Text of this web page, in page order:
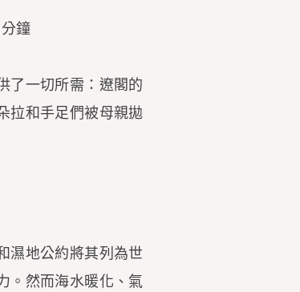
鐘
了一切所需：遼閣的
拉和手足們被母親拋
濕地公約將其列為世
。然而海水暖化、氣